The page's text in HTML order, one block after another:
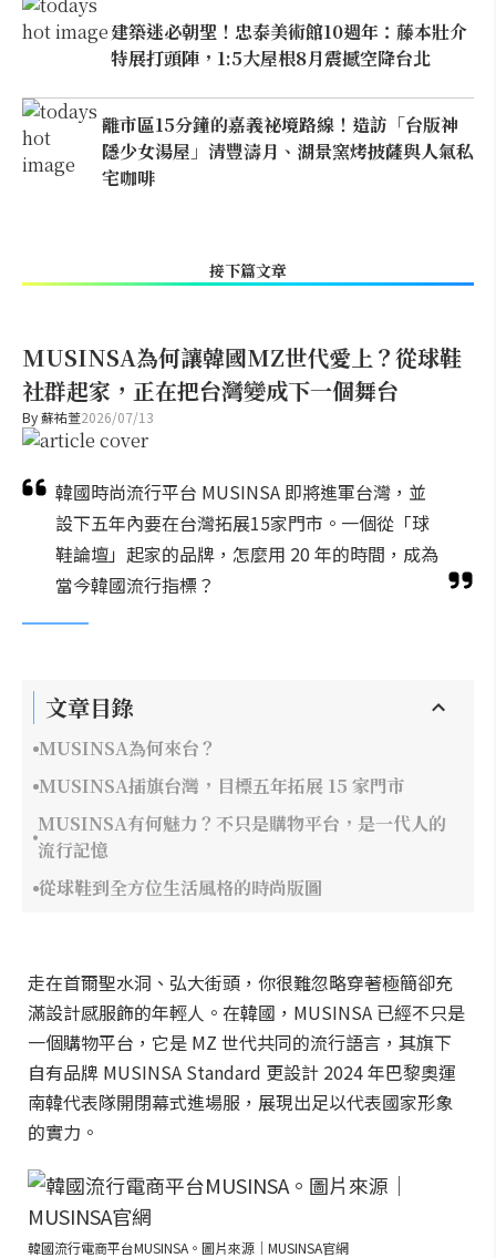
建築迷必朝聖！忠泰美術館10週年：藤本壯介
特展打頭陣，1:5大屋根8月震撼空降台北
離市區15分鐘的嘉義祕境路線！造訪「台版神
隱少女湯屋」清豐濤月、湖景窯烤披薩與人氣私
宅咖啡
接下篇文章
MUSINSA為何讓韓國MZ世代愛上？從球鞋
社群起家，正在把台灣變成下一個舞台
By蘇祐萱2026/07/13
韓國時尚流行平台 MUSINSA 即將進軍台灣，並
設下五年內要在台灣拓展15家門市。一個從「球
鞋論壇」起家的品牌，怎麼用 20 年的時間，成為
當今韓國流行指標？
文章目錄
MUSINSA為何來台？
MUSINSA插旗台灣，目標五年拓展 15 家門市
MUSINSA有何魅力？不只是購物平台，是一代人的
流行記憶
從球鞋到全方位生活風格的時尚版圖
走在首爾聖水洞、弘大街頭，你很難忽略穿著極簡卻充
滿設計感服飾的年輕人。在韓國，MUSINSA 已經不只是
一個購物平台，它是 MZ 世代共同的流行語言，其旗下
自有品牌 MUSINSA Standard 更設計 2024 年巴黎奧運
南韓代表隊開閉幕式進場服，展現出足以代表國家形象
的實力。
韓國流行電商平台MUSINSA。圖片來源｜MUSINSA官網